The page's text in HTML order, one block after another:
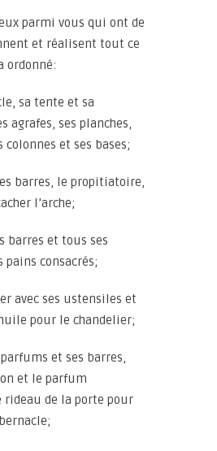
parmi vous qui ont de
et réalisent tout ce
ordonné:
sa tente et sa
agrafes, ses planches,
colonnes et ses bases;
barres, le propitiatoire,
l’arche;
barres et tous ses
consacrés;
avec ses ustensiles et
pour le chandelier;
et ses barres,
et le parfum
de la porte pour